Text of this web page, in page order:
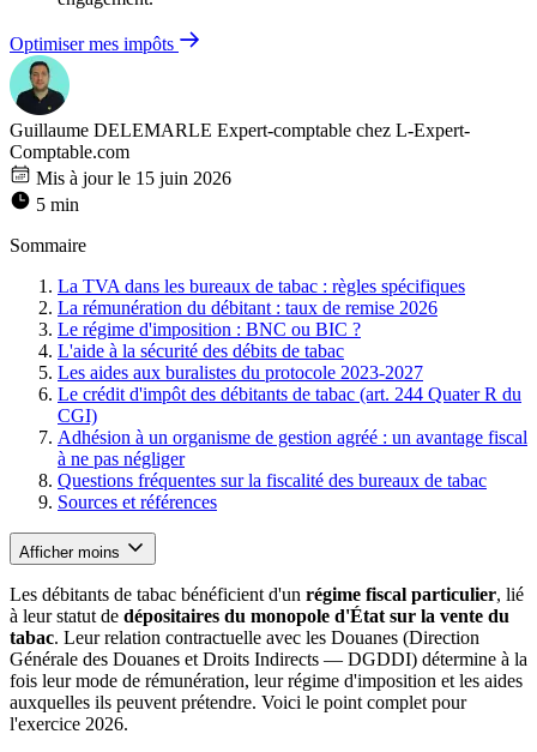
Optimiser mes impôts
Guillaume DELEMARLE Expert-comptable chez L-Expert-
Comptable.com
Mis à jour le 15 juin 2026
5 min
Sommaire
La TVA dans les bureaux de tabac : règles spécifiques
La rémunération du débitant : taux de remise 2026
Le régime d'imposition : BNC ou BIC ?
L'aide à la sécurité des débits de tabac
Les aides aux buralistes du protocole 2023-2027
Le crédit d'impôt des débitants de tabac (art. 244 Quater R du
CGI)
Adhésion à un organisme de gestion agréé : un avantage fiscal
à ne pas négliger
Questions fréquentes sur la fiscalité des bureaux de tabac
Sources et références
Afficher moins
Les débitants de tabac bénéficient d'un régime fiscal particulier, lié
à leur statut de dépositaires du monopole d'État sur la vente du
tabac. Leur relation contractuelle avec les Douanes (Direction
Générale des Douanes et Droits Indirects — DGDDI) détermine à la
fois leur mode de rémunération, leur régime d'imposition et les aides
auxquelles ils peuvent prétendre. Voici le point complet pour
l'exercice 2026.